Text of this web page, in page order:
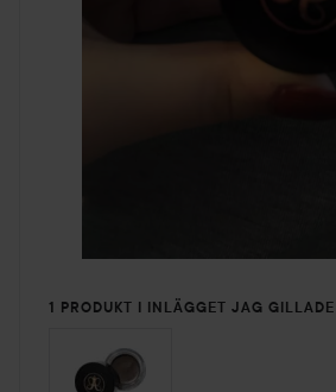
1 PRODUKT I INLÄGGET JAG